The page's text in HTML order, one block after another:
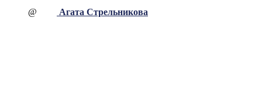
@ Агата Стрельникова